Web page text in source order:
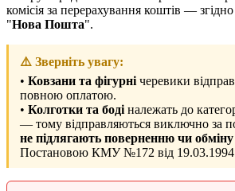
комісія за перерахування коштів —
"Нова Пошта".
⚠️ Зверніть увагу:
• Ковзани та фігурні черевики
повною оплатою.
• Колготки та боді належать до
— тому відправляються виключно за
не підлягають поверненню чи обміну
Постановою КМУ №172 від